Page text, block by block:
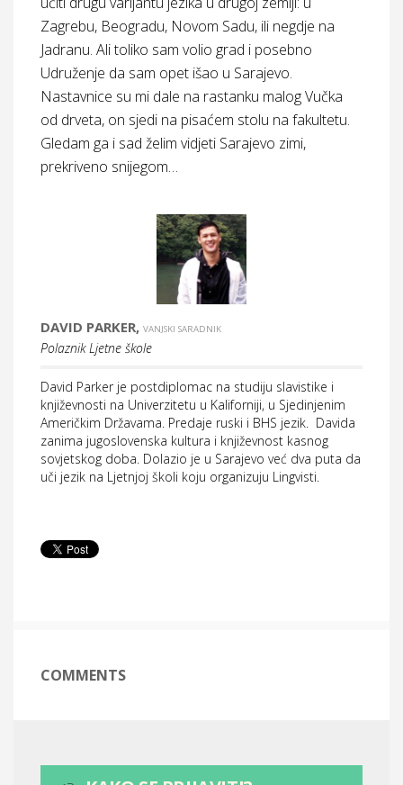
Zagrebu, Beogradu, Novom Sadu, ili negdje na
Jadranu. Ali toliko sam volio grad i posebno
Udruženje da sam opet išao u Sarajevo.
Nastavnice su mi dale na rastanku malog Vučka
od drveta, on sjedi na pisaćem stolu na fakultetu.
Gledam ga i sad želim vidjeti Sarajevo zimi,
prekriveno snijegom…
DAVID PARKER, VANJSKI SARADNIK
Polaznik Ljetne škole
David Parker je postdiplomac na studiju slavistike i
književnosti na Univerzitetu u Kaliforniji, u Sjedinjenim
Američkim Državama. Predaje ruski i BHS jezik. Davida
zanima jugoslovenska kultura i književnost kasnog
sovjetskog doba. Dolazio je u Sarajevo već dva puta da
uči jezik na Ljetnjoj školi koju organizuju Lingvisti.
COMMENTS